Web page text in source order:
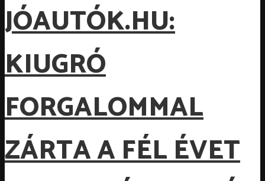
JÓAUTÓK.HU:
KIUGRÓ
FORGALOMMAL
ZÁRTA A FÉL ÉVET